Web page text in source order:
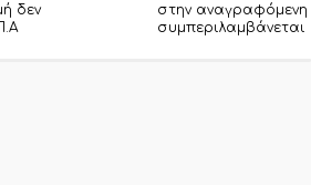
δεν
στην αναγραφόμενη